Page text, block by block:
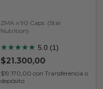
ZMA x 90 Caps. (Star
Nutrition)
★★★★★ 5.0 (1)
$21.300,00
$19.170,00 con Transferencia o
depósito